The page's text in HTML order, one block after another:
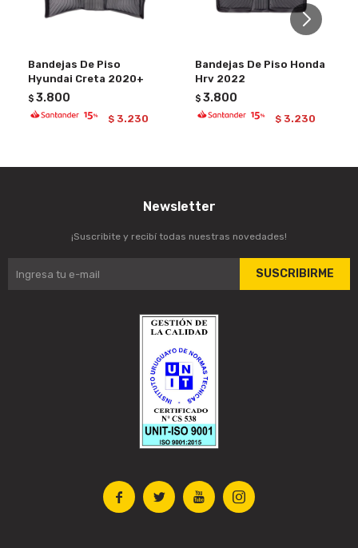
Bandejas De Piso
Hyundai Creta 2020+
$ 3.800
$ 3.230
Bandejas De Piso Honda
Hrv 2022
$ 3.800
$ 3.230
   
Newsletter
¡Suscribite y recibí todas nuestras novedades!
SUSCRIBIRME